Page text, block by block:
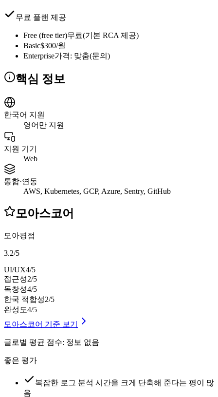
무료 플랜 제공
Free (free tier)무료(기본 RCA 제공)
Basic$300/월
Enterprise가격: 맞춤(문의)
핵심 정보
한국어 지원
영어만 지원
지원 기기
Web
통합·연동
AWS, Kubernetes, GCP, Azure, Sentry, GitHub
모아스코어
모아평점
3.2/5
UI/UX4/5
접근성2/5
독창성4/5
한국 적합성2/5
완성도4/5
모아스코어 기준 보기
글로벌 평균 점수: 정보 없음
좋은 평가
복잡한 로그 분석 시간을 크게 단축해 준다는 평이 많
음